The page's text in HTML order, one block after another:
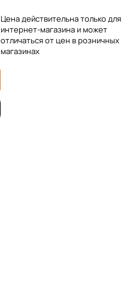
Цена действительна только для
интернет-магазина и может
отличаться от цен в розничных
магазинах